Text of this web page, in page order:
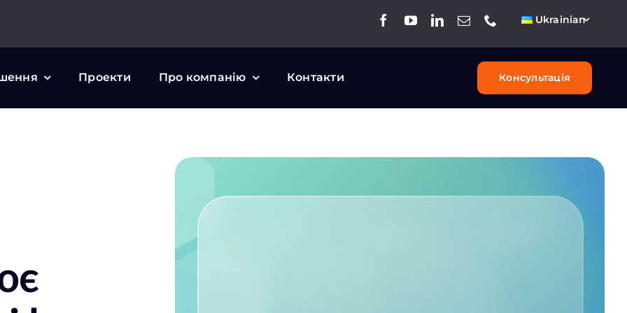
Ukrainian
Проекти Про компанію Контакти Консультація